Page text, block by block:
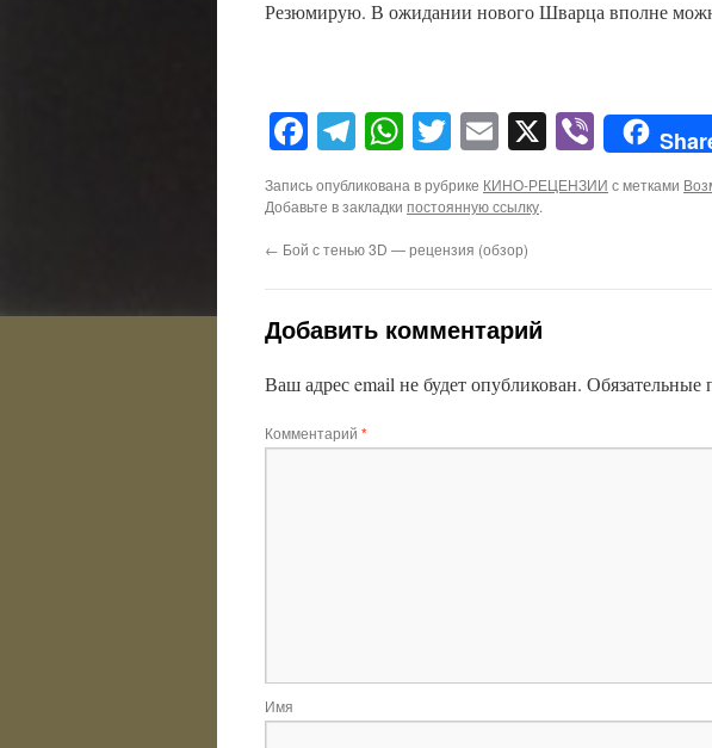
Резюмирую. В ожидании нового Шварца вполне
Facebook
Telegram
WhatsApp
Twitter
Email
X Viber
Запись опубликована в рубрике КИНО-РЕЦЕНЗИИ с метками
Добавьте в закладки постоянную ссылку.
← Бой с тенью 3D — рецензия (обзор)
Добавить комментарий
Ваш адрес email не будет опубликован. Обязательные
Комментарий *
Имя